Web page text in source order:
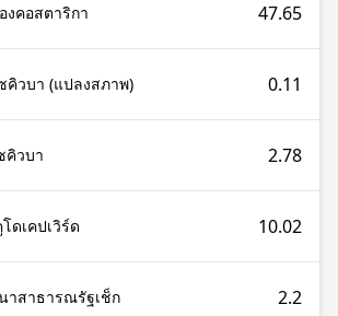
งคอสตาริกา 47.65
คิวบา (แปลงสภาพ) 0.11
คิวบา 2.78
ดเคปเวิร์ด 10.02
าสาธารณรัฐเช็ก 2.2